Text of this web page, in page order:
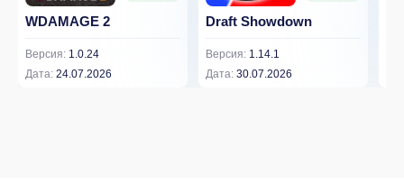
WDAMAGE 2
Версия: 1.0.24
Дата: 24.07.2026
Draft Showdown
Версия: 1.14.1
Дата: 30.07.2026